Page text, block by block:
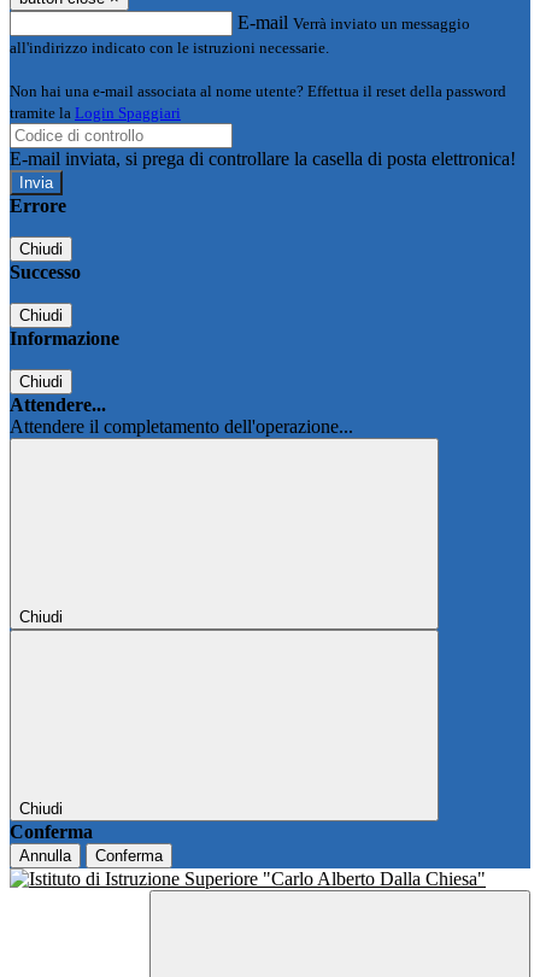
E-mail Verrà inviato un messaggio
all'indirizzo indicato con le istruzioni necessarie.
Non hai una e-mail associata al nome utente? Effettua il reset della password
tramite la Login Spaggiari
E-mail inviata, si prega di controllare la casella di posta elettronica!
Errore
Chiudi
Successo
Chiudi
Informazione
Chiudi
Attendere...
Attendere il completamento dell'operazione...
Chiudi
Chiudi
Conferma
Annulla Conferma